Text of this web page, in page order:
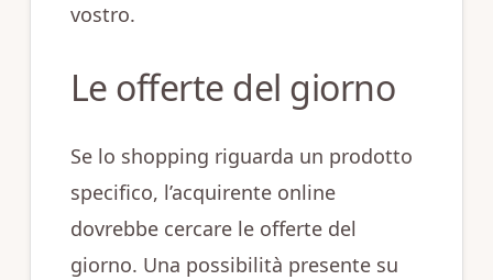
vostro.
Le offerte del giorno
Se lo shopping riguarda un prodotto
specifico, l’acquirente online
dovrebbe cercare le offerte del
giorno. Una possibilità presente su